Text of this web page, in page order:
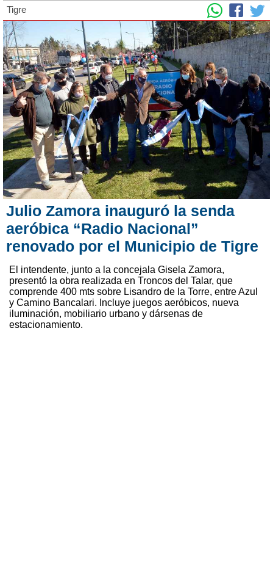
Tigre
Julio Zamora inauguró la senda
aeróbica “Radio Nacional”
renovado por el Municipio de Tigre
El intendente, junto a la concejala Gisela Zamora,
presentó la obra realizada en Troncos del Talar, que
comprende 400 mts sobre Lisandro de la Torre, entre Azul
y Camino Bancalari. Incluye juegos aeróbicos, nueva
iluminación, mobiliario urbano y dársenas de
estacionamiento.